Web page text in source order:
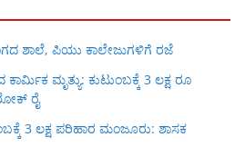
ಶಾಲೆ, ಪಿಯು ಕಾಲೇಜುಗಳಿಗೆ ರಜೆ
ಮೃತ್ಯು: ಕುಟುಂಬಕ್ಕೆ 3 ಲಕ್ಷ ರೂ
ರೈ
3 ಲಕ್ಷ ಪರಿಹಾರ ಮಂಜೂರು: ಶಾಸಕ